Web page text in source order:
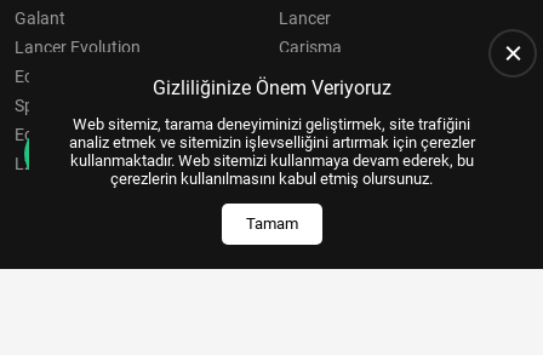
Galant
Lancer
Lancer Evolution
Carisma
Eclipse
Grandis
Space Star
Eclipse Cross
OUTLANDER
L200
Pajero
Gizliliğinize Önem Veriyoruz
Web sitemiz, tarama deneyiminizi geliştirmek, site trafiğini
analiz etmek ve sitemizin işlevselliğini artırmak için çerezler
kullanmaktadır. Web sitemizi kullanmaya devam ederek, bu
çerezlerin kullanılmasını kabul etmiş olursunuz.
Tamam